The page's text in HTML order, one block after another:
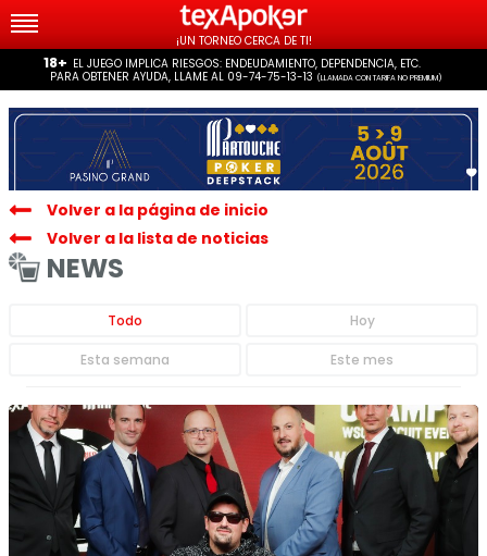
18+ EL JUEGO IMPLICA RIESGOS: ENDEUDAMIENTO, DEPENDENCIA, ETC.
PARA OBTENER AYUDA, LLAME AL 09-74-75-13-13 (LLAMADA CON TARIFA NO PREMIUM)
¡UN TORNEO CERCA DE TI!
Volver a la página de inicio
Volver a la lista de noticias
NEWS
Todo Hoy
Esta semana Este mes